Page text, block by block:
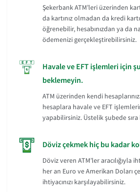
Şekerbank ATM’leri üzerinden
da kartınız olmadan da kredi
öğrenebilir, hesabınızdan ya da
ödemenizi gerçekleştirebilirsiniz.
Havale ve EFT işlemleri için
beklemeyin.
ATM üzerinden kendi
hesaplara havale ve EFT
yapabilirsiniz. Üstelik şubede
Döviz çekmek hiç bu kadar
Döviz veren ATM’ler aracılığıyla
her an Euro ve Amerikan Doları
ihtiyacınızı karşılayabilirsiniz.